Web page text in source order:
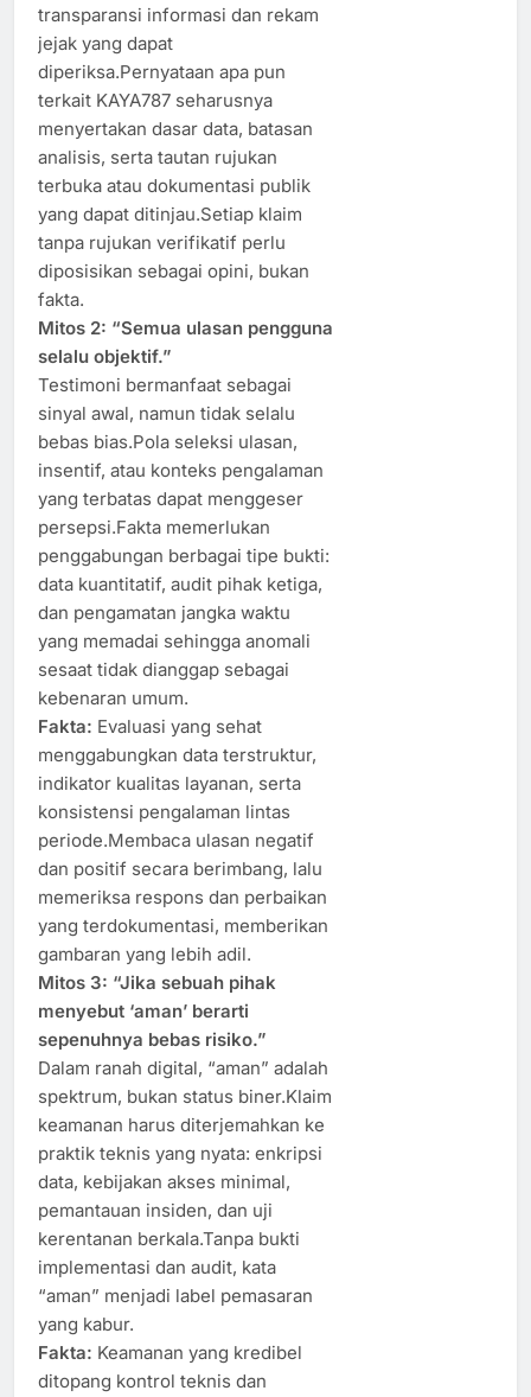
transparansi informasi dan rekam
jejak yang dapat
diperiksa.Pernyataan apa pun
terkait KAYA787 seharusnya
menyertakan dasar data, batasan
analisis, serta tautan rujukan
terbuka atau dokumentasi publik
yang dapat ditinjau.Setiap klaim
tanpa rujukan verifikatif perlu
diposisikan sebagai opini, bukan
fakta.
Mitos 2: “Semua ulasan pengguna
selalu objektif.”
Testimoni bermanfaat sebagai
sinyal awal, namun tidak selalu
bebas bias.Pola seleksi ulasan,
insentif, atau konteks pengalaman
yang terbatas dapat menggeser
persepsi.Fakta memerlukan
penggabungan berbagai tipe bukti:
data kuantitatif, audit pihak ketiga,
dan pengamatan jangka waktu
yang memadai sehingga anomali
sesaat tidak dianggap sebagai
kebenaran umum.
Fakta: Evaluasi yang sehat
menggabungkan data terstruktur,
indikator kualitas layanan, serta
konsistensi pengalaman lintas
periode.Membaca ulasan negatif
dan positif secara berimbang, lalu
memeriksa respons dan perbaikan
yang terdokumentasi, memberikan
gambaran yang lebih adil.
Mitos 3: “Jika sebuah pihak
menyebut ‘aman’ berarti
sepenuhnya bebas risiko.”
Dalam ranah digital, “aman” adalah
spektrum, bukan status biner.Klaim
keamanan harus diterjemahkan ke
praktik teknis yang nyata: enkripsi
data, kebijakan akses minimal,
pemantauan insiden, dan uji
kerentanan berkala.Tanpa bukti
implementasi dan audit, kata
“aman” menjadi label pemasaran
yang kabur.
Fakta: Keamanan yang kredibel
ditopang kontrol teknis dan